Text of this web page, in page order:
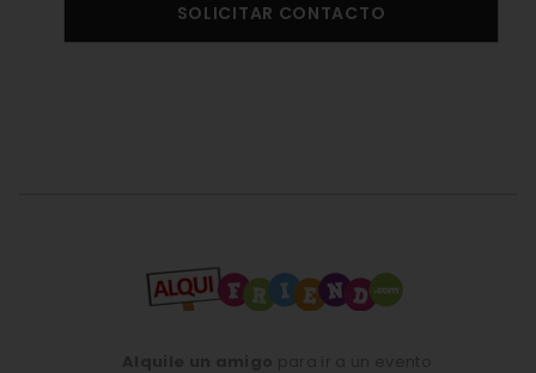
SOLICITAR CONTACTO